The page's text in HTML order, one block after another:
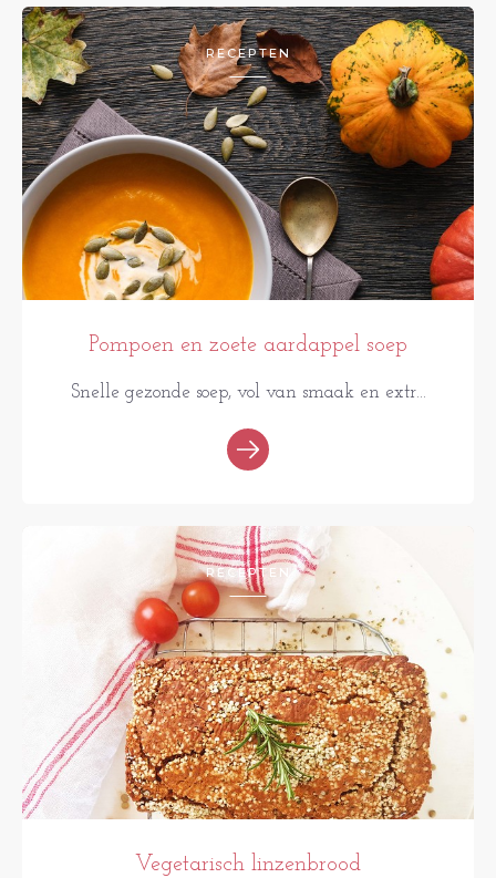
RECEPTEN
Pompoen en zoete aardappel soep
Snelle gezonde soep, vol van smaak en extr...
RECEPTEN
Vegetarisch linzenbrood